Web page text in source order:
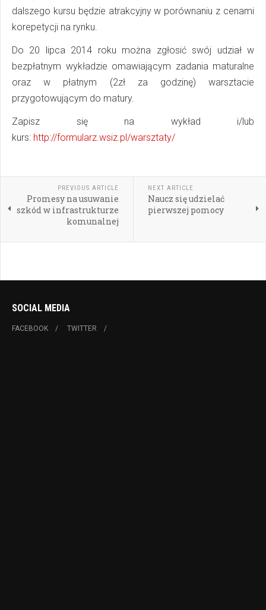
dalszego kursu będzie atrakcyjny w porównaniu z cenami
korepetycji na rynku.
Do 20 lipca 2014 roku można zgłosić swój udział w
bezpłatnym wykładzie omawiającym zadania maturalne
oraz w płatnym (2zł za godzinę) warsztacie
przygotowującym do matury.
Zapisz się na wykład i/lub
kurs: http://formularz.wsiz.pl/warsztaty/
PREVIOUS ARTICLE
Promesy na usuwanie
szkód w infrastrukturze
komunalnej
NEXT ARTICLE
Naucz się udzielać
pierwszej pomocy
SOCIAL MEDIA
FACEBOOK TWITTER